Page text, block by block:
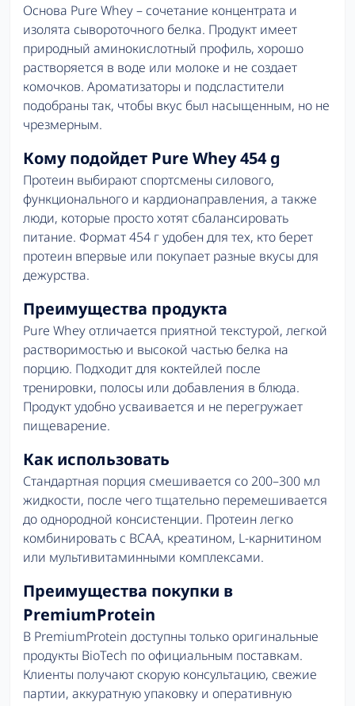
Основа Pure Whey – сочетание концентрата и
изолята сывороточного белка. Продукт имеет
природный аминокислотный профиль, хорошо
растворяется в воде или молоке и не создает
комочков. Ароматизаторы и подсластители
подобраны так, чтобы вкус был насыщенным, но не
чрезмерным.
Кому подойдет Pure Whey 454 g
Протеин выбирают спортсмены силового,
функционального и кардионаправления, а также
люди, которые просто хотят сбалансировать
питание. Формат 454 г удобен для тех, кто берет
протеин впервые или покупает разные вкусы для
дежурства.
Преимущества продукта
Pure Whey отличается приятной текстурой, легкой
растворимостью и высокой частью белка на
порцию. Подходит для коктейлей после
тренировки, полосы или добавления в блюда.
Продукт удобно усваивается и не перегружает
пищеварение.
Как использовать
Стандартная порция смешивается со 200–300 мл
жидкости, после чего тщательно перемешивается
до однородной консистенции. Протеин легко
комбинировать с BCAA, креатином, L-карнитином
или мультивитаминными комплексами.
Преимущества покупки в
PremiumProtein
В PremiumProtein доступны только оригинальные
продукты BioTech по официальным поставкам.
Клиенты получают скорую консультацию, свежие
партии, аккуратную упаковку и оперативную